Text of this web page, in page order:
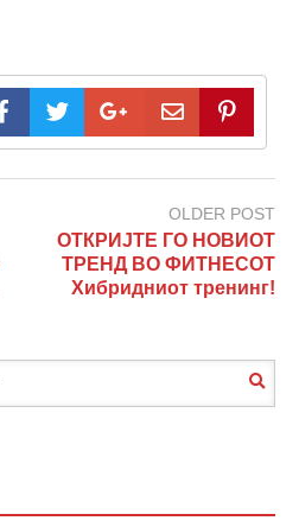
OLDER POST
ОТКРИЈТЕ ГО НОВИОТ
ТРЕНД ВО ФИТНЕСОТ
Хибридниот тренинг!